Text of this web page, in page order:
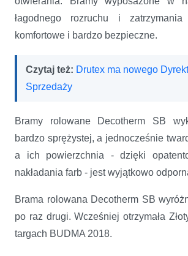
łagodnego rozruchu i
komfortowe i bardzo bezpieczne.
Czytaj też: Drutex ma nowego
Sprzedaży
Bramy rolowane Decotherm SB
bardzo sprężystej, a jednocześnie
a ich powierzchnia - dzięki
nakładania farb - jest wyjątkowo
Brama rolowana Decotherm SB
po raz drugi. Wcześniej otrzymała
targach BUDMA 2018.